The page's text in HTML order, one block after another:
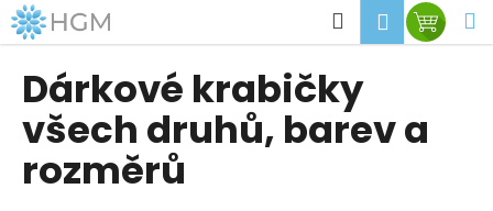
Přejít
na
obsah
Hledat
Dárkové krabičky
všech druhů, barev a
rozměrů
K
o
C
o
p